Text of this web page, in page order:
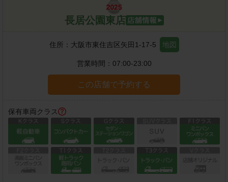
長居公園東店
住所： 大阪市東住吉区矢田1-17-5 地図
営業時間： 07:00-23:00
この店舗で予約する
保有車両クラス